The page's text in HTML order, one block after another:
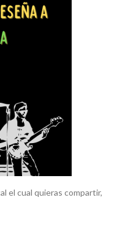
el cual quieras compartir,